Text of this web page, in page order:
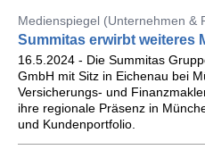
Medienspiegel (Unternehmen &
Summitas erwirbt weiteres
16.5.2024 - Die Summitas
GmbH mit Sitz in Eichenau bei
Versicherungs- und
ihre regionale Präsenz in
und Kundenportfolio.